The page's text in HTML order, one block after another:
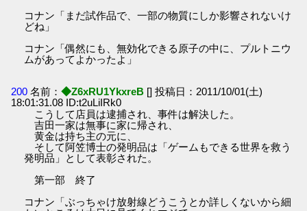
コナン「まだ試作品で、一部の物質にしか影響されないけ
どね」
コナン「偶然にも、無効化できる原子の中に、プルトニウ
ムがあってよかったよ」
200 名前：◆Z6xRU1YkxreB [] 投稿日：2011/10/01(土)
18:01:31.08 ID:t2uLiIRk0
こうして店員は逮捕され、事件は解決した。
吉田一家は無事に家に帰され、
黄金は持ち主の元に、
そして阿笠博士の発明品は「ゲームもできる世界を救う
発明品」として表彰された。
第一部 終了
コナン「ぶっちゃけ放射線どうこうとか詳しくないから細